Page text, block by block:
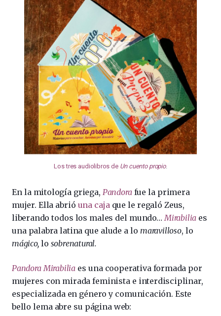
Los tres audiolibros de Un cuento propio.
En la mitología griega, Pandorafue la primera
mujer. Ella abrió una cajaque le regaló Zeus,
liberando todos los males del mundo… Mirabilia es
una palabra latina que alude a lomaravilloso, lo
mágico, lo sobrenatural.
Pandora Mirabilia es una cooperativa formada por
mujeres con mirada feminista e interdisciplinar,
especializada en género y comunicación. Este
bello lema abre su página web: